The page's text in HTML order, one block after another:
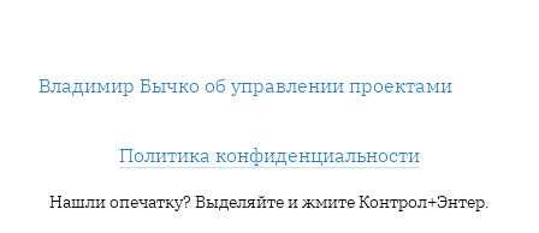
Владимир Бычко об управлении проектами
Политика конфиденциальности
Нашли опечатку? Выделяйте и жмите Контрол+Энтер.